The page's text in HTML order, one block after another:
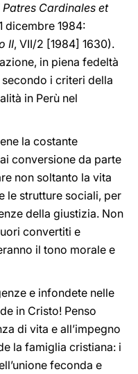
Cardinales et
dicembre 1984:
II, VII/2 [1984] 1630).
in piena fedeltà
secondo i criteri della
in Perù nel
la costante
conversione da parte
non soltanto la vita
le strutture sociali, per
della giustizia. Non
convertiti e
il tono morale e
e infondete nelle
in Cristo! Penso
di vita e all’impegno
la famiglia cristiana: i
feconda e